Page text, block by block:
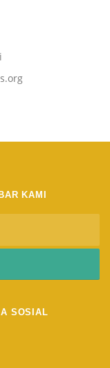
KAMI
SOSIAL